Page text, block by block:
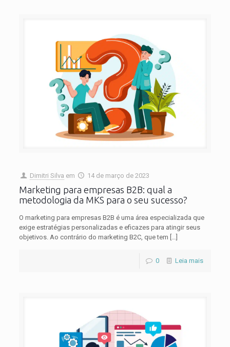
Dimitri Silva em 14 de março de 2023
Marketing para empresas B2B: qual a
metodologia da MKS para o seu sucesso?
O marketing para empresas B2B é uma área especializada que
exige estratégias personalizadas e eficazes para atingir seus
objetivos. Ao contrário do marketing B2C, que tem […]
0 Leia mais